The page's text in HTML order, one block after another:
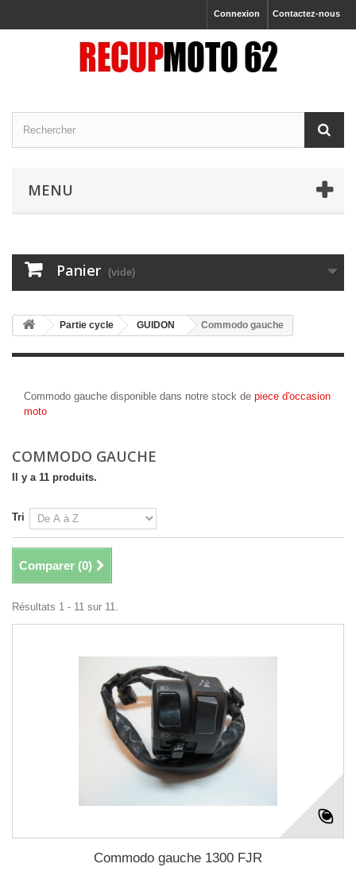
Contactez-nous
Connexion
MENU
Panier (vide)
Partie cycle GUIDON Commodo gauche
Commodo gauche disponible dans notre stock de piece d'occasion
moto
COMMODO GAUCHE
Il y a 11 produits.
Tri
Comparer (0)
Résultats 1 - 11 sur 11.
Commodo gauche 1300 FJR